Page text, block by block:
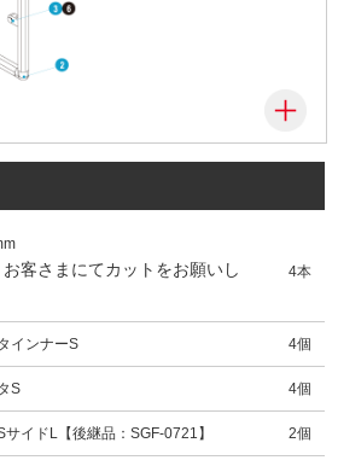
客さまにてカットをお願いし
4本
インナーS 4個
S 4個
イドL【後継品：SGF-0721】 2個